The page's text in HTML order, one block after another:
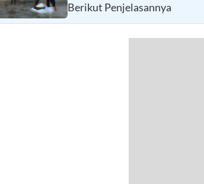
Berikut Penjelasannya